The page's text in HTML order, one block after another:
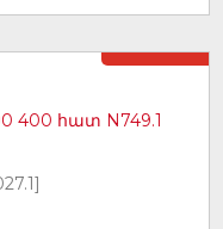
400 հատ N749.1